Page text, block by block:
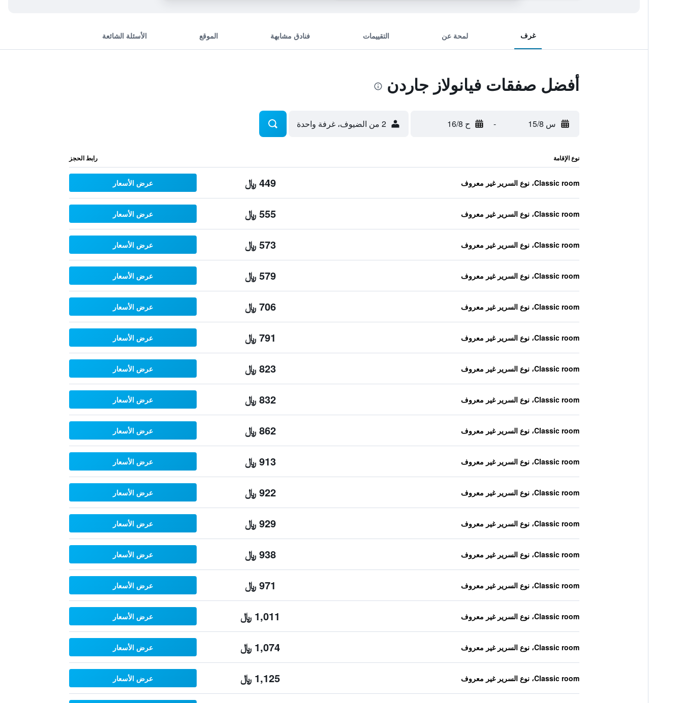
غرف لمحة عن التقييمات فنادق مشابهة الموقع الأسئلة الشائعة
أفضل صفقات فيانولاز جاردن
س 15/8 - ح 16/8 2 من الضيوف، غرفة واحدة
نوع الإقامة رابط الحجز
Classic room، نوع السرير غير معروف 449 ﷼ عرض الأسعار
Classic room، نوع السرير غير معروف 555 ﷼ عرض الأسعار
Classic room، نوع السرير غير معروف 573 ﷼ عرض الأسعار
Classic room، نوع السرير غير معروف 579 ﷼ عرض الأسعار
Classic room، نوع السرير غير معروف 706 ﷼ عرض الأسعار
Classic room، نوع السرير غير معروف 791 ﷼ عرض الأسعار
Classic room، نوع السرير غير معروف 823 ﷼ عرض الأسعار
Classic room، نوع السرير غير معروف 832 ﷼ عرض الأسعار
Classic room، نوع السرير غير معروف 862 ﷼ عرض الأسعار
Classic room، نوع السرير غير معروف 913 ﷼ عرض الأسعار
Classic room، نوع السرير غير معروف 922 ﷼ عرض الأسعار
Classic room، نوع السرير غير معروف 929 ﷼ عرض الأسعار
Classic room، نوع السرير غير معروف 938 ﷼ عرض الأسعار
Classic room، نوع السرير غير معروف 971 ﷼ عرض الأسعار
Classic room، نوع السرير غير معروف 1,011 ﷼ عرض الأسعار
Classic room، نوع السرير غير معروف 1,074 ﷼ عرض الأسعار
Classic room، نوع السرير غير معروف 1,125 ﷼ عرض الأسعار